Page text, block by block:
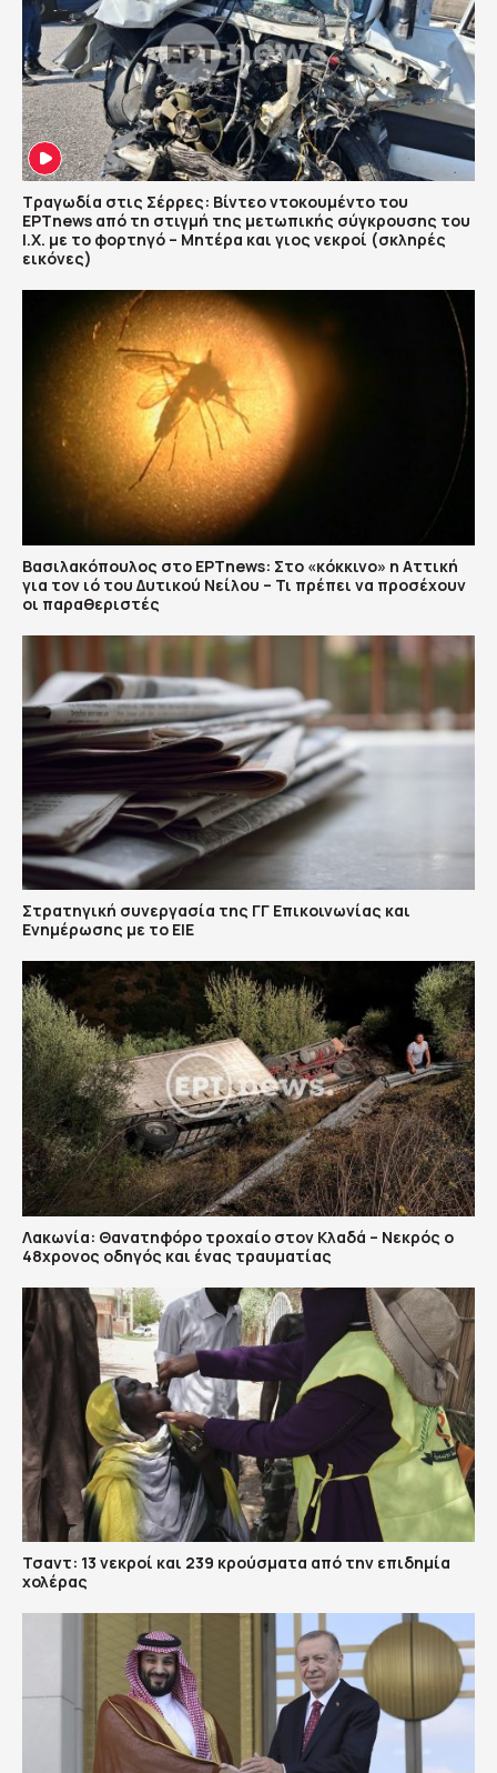
Τραγωδία στις Σέρρες: Βίντεο ντοκουμέντο του
ΕΡΤnews από τη στιγμή της μετωπικής σύγκρουσης του
Ι.Χ. με το φορτηγό – Μητέρα και γιος νεκροί (σκληρές
εικόνες)
Βασιλακόπουλος στο ΕΡΤnews: Στο «κόκκινο» η Αττική
για τον ιό του Δυτικού Νείλου – Τι πρέπει να προσέχουν
οι παραθεριστές
Στρατηγική συνεργασία της ΓΓ Επικοινωνίας και
Ενημέρωσης με το ΕΙΕ
Λακωνία: Θανατηφόρο τροχαίο στον Κλαδά – Νεκρός ο
48χρονος οδηγός και ένας τραυματίας
Τσαντ: 13 νεκροί και 239 κρούσματα από την επιδημία
χολέρας